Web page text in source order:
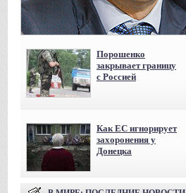
Порошенко
закрывает границу
с Россией
Как ЕС игнорирует
захоронения у
Донецка